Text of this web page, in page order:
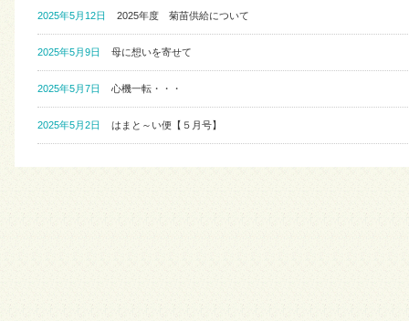
2025年5月12日 2025年度 菊苗供給について
2025年5月9日 母に想いを寄せて
2025年5月7日 心機一転・・・
2025年5月2日 はまと～い便【５月号】